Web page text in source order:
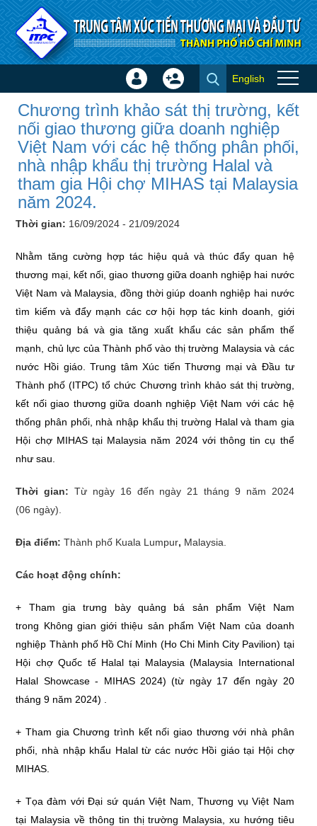
Truy cập nội dung luôn
Chương trình khảo sát thị
trường, kết nối giao thương
giữa doanh nghiệp Việt Nam
với các hệ thống phân phối,
nhà nhập khẩu thị trường Halal
và tham gia Hội chợ MIHAS tại
Malaysia năm 2024. - Hội chợ -
Triển lãm
Đăng
Tạo
khoản
English
×
Chương trình khảo sát thị trường, kết
nối giao thương giữa doanh nghiệp
Việt Nam với các hệ thống phân phối,
nhà nhập khẩu thị trường Halal và
tham gia Hội chợ MIHAS tại Malaysia
năm 2024.
Thời gian: 16/09/2024 - 21/09/2024
Nhằm tăng cường hợp tác hiệu quả và thúc đẩy quan hệ
thương mại, kết nối, giao thương giữa doanh nghiệp hai nước
Việt Nam và Malaysia, đồng thời giúp doanh nghiệp hai nước
tìm kiếm và đẩy mạnh các cơ hội hợp tác kinh doanh, giới
thiệu quảng bá và gia tăng xuất khẩu các sản phẩm thế
mạnh, chủ lực của Thành phố vào thị trường Malaysia và các
nước Hồi giáo. Trung tâm Xúc tiến Thương mại và Đầu tư
Thành phố (ITPC) tổ chức Chương trình khảo sát thị trường,
kết nối giao thương giữa doanh nghiệp Việt Nam với các hệ
thống phân phối, nhà nhập khẩu thị trường Halal và tham gia
Hội chợ MIHAS tại Malaysia năm 2024 với thông tin cụ thể
như sau.
Thời gian:Từ ngày 16 đến ngày 21 tháng 9 năm 2024
(06 ngày).
Địa điểm: Thành phố Kuala Lumpur, Malaysia.
Các hoạt động chính:
+ Tham gia trưng bày quảng bá sản phẩm Việt Nam
trong Không gian giới thiệu sản phẩm Việt Nam của doanh
nghiệp Thành phố Hồ Chí Minh (Ho Chi Minh City Pavilion) tại
Hội chợ Quốc tế Halal tại Malaysia (Malaysia International
Halal Showcase - MIHAS 2024) (từ ngày 17 đến ngày 20
tháng 9 năm 2024) .
+ Tham gia Chương trình kết nối giao thương với nhà phân
phối, nhà nhập khẩu Halal từ các nước Hồi giáo tại Hội chợ
MIHAS.
+ Tọa đàm với Đại sứ quán Việt Nam, Thương vụ Việt Nam
tại Malaysia về thông tin thị trường Malaysia, xu hướng tiêu